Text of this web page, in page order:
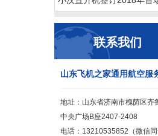
联系我们
山东飞机之家通用航空服
地址：山东省济南市槐荫区齐
中央广场B座2407-2408
电话：13210535852（微信同